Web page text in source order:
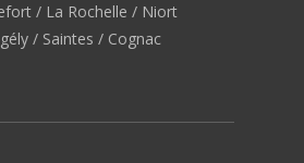
/ La Rochelle / Niort
/ Saintes / Cognac